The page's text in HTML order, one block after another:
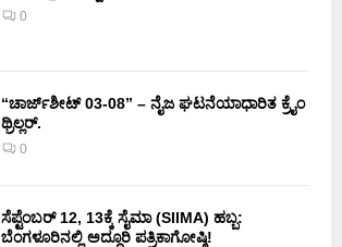
0
“ಚಾರ್ಜ್‌ಶೀಟ್ 03-08” – ನೈಜ ಘಟನೆಯಾಧಾರಿತ ಕ್ರೈಂ
ಥ್ರಿಲ್ಲರ್.
0
ಸೆಪ್ಟೆಂಬರ್ 12, 13ಕ್ಕೆ ಸೈಮಾ (SIIMA) ಹಬ್ಬ:
ಬೆಂಗಳೂರಿನಲ್ಲಿ ಅದ್ಧೂರಿ ಪತ್ರಿಕಾಗೋಷ್ಠಿ!